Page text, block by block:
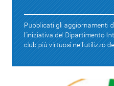
Pubblicati gli aggiornamenti
l’iniziativa del Dipartimento
club più virtuosi nell’utilizzo